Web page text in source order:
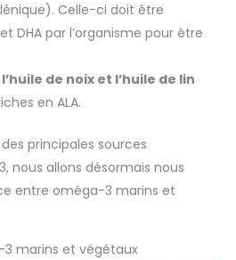
Celle-ci doit être
DHA par l’organisme pour être
de noix et l’huile de lin
en ALA.
principales sources
nous allons désormais nous
entre oméga-3 marins et
marins et végétaux